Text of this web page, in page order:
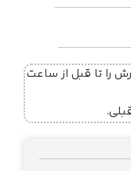
را تا قبل از ساعت